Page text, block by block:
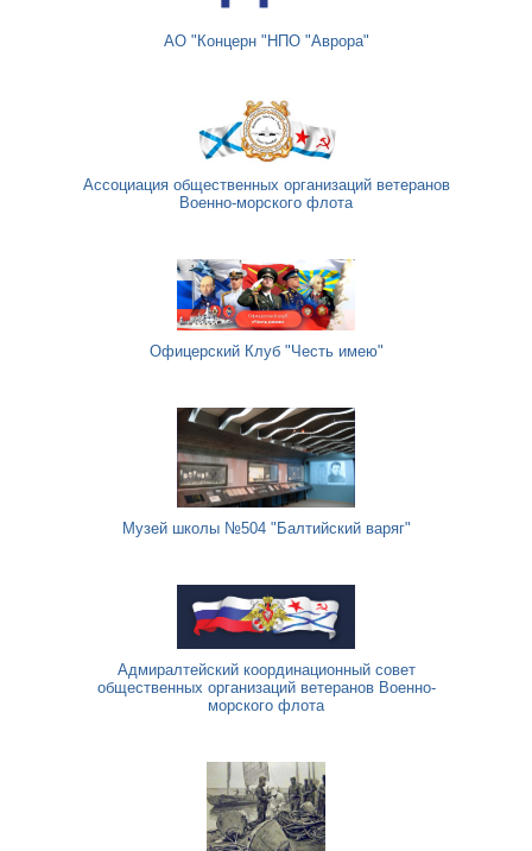
АО "Концерн "НПО "Аврора"
Ассоциация общественных организаций ветеранов
Военно-морского флота
Офицерский Клуб "Честь имею"
Музей школы №504 "Балтийский варяг"
Адмиралтейский координационный совет
общественных организаций ветеранов Военно-
морского флота